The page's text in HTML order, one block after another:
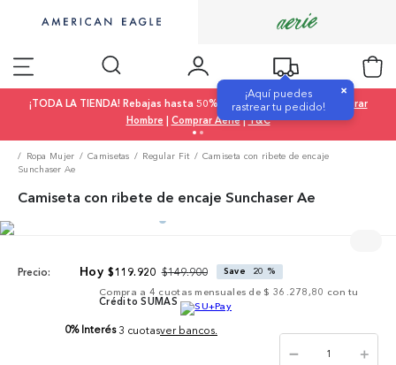
¡Aquí puedes
rastrear tu pedido!
×
¡TODA LA TIENDA! Rebajas hasta 50% OFF |Comprar Mujer|
Comprar
Hombre | Comprar Aerie|T&C
Ropa Mujer Camisetas Regular Fit
Camiseta con ribete de encaje
Sunchaser Ae
Camiseta con ribete de encaje Sunchaser Ae
Precio: $119. 920 $149.900 Save 20 %
Compra a 4 cuotas mensuales de $ 36.278,80 con tu
Crédito SUMAS
0% Interés 3 cuotasver bancos.
＋
－